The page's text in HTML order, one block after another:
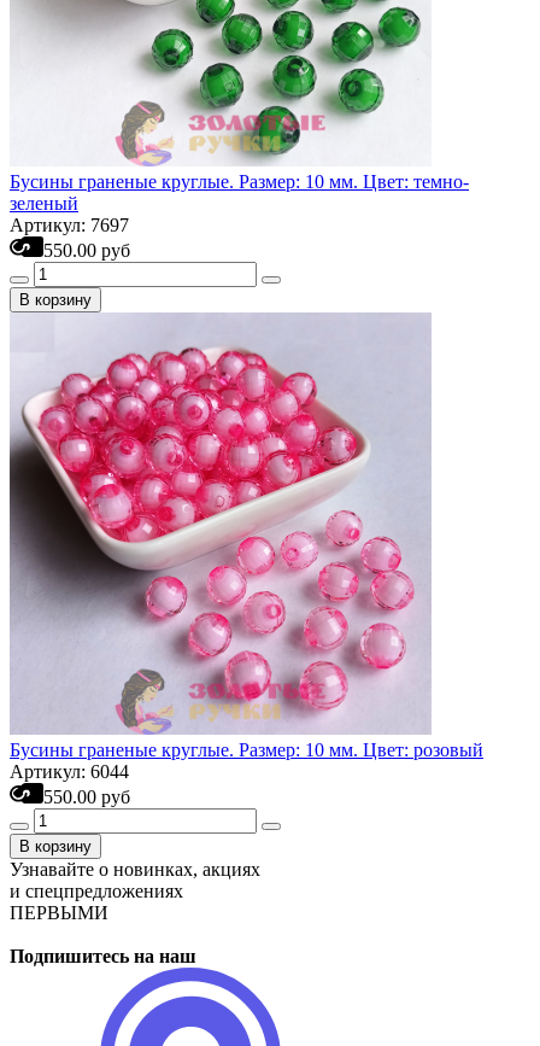
Бусины граненые круглые. Размер: 10 мм. Цвет: темно-
зеленый
Артикул: 7697
550.00 руб
В корзину
Бусины граненые круглые. Размер: 10 мм. Цвет: розовый
Артикул: 6044
550.00 руб
В корзину
Узнавайте о новинках, акциях
и спецпредложениях
ПЕРВЫМИ
Подпишитесь на наш